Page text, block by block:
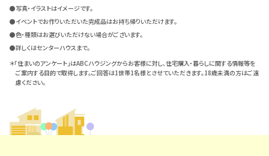
●写真・イラストはイメージです。
●イベントでお作りいただいた完成品はお持ち帰りいただけます。
●色・種類はお選びいただけない場合がございます。
●詳しくはセンターハウスまで。
＊「住まいのアンケート」はABCハウジングからお客様に対し、住宅購入・暮らしに関する情報等を
ご案内する目的で取得します。ご回答は1世帯1名様とさせていただきます。18歳未満の方はご遠
慮ください。